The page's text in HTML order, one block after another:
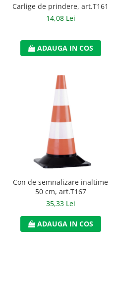
Carlige de prindere, art.T161
14,08 Lei
ADAUGA IN COS
Con de semnalizare inaltime
50 cm, art.T167
35,33 Lei
ADAUGA IN COS